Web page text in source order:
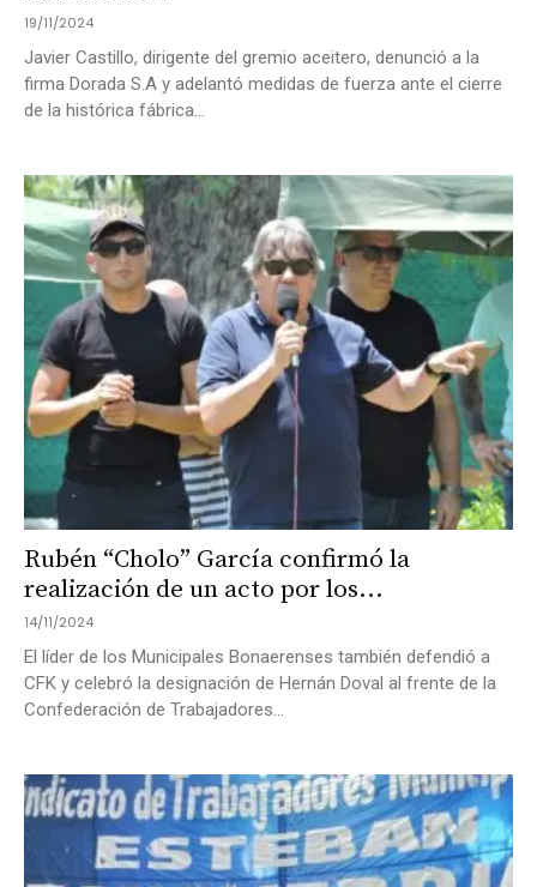
19/11/2024
Javier Castillo, dirigente del gremio aceitero, denunció a la
firma Dorada S.A y adelantó medidas de fuerza ante el cierre
de la histórica fábrica...
Rubén “Cholo” García confirmó la
realización de un acto por los...
14/11/2024
El líder de los Municipales Bonaerenses también defendió a
CFK y celebró la designación de Hernán Doval al frente de la
Confederación de Trabajadores...